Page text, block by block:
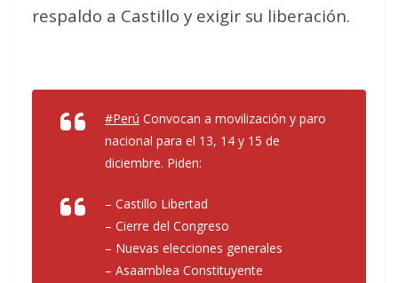
respaldo a Castillo y exigir su liberación.
#Perú Convocan a movilización y paro
nacional para el 13, 14 y 15 de
diciembre. Piden:
– Castillo Libertad
– Cierre del Congreso
– Nuevas elecciones generales
– Asaamblea Constituyente